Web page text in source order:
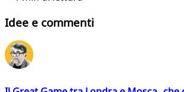
Idee e commenti